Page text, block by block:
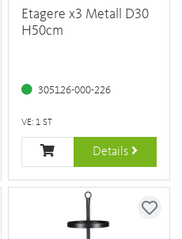
Etagere x3 Metall D30
H50cm
305126-000-226
VE: 1 ST
Details